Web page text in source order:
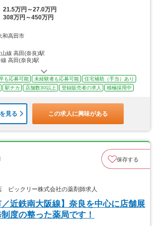
21.5万円～27.0万円
308万円～450万円
和高田市
山線 高田(奈良)駅
線 高田(奈良)駅
も応募可能 未経験者も応募可能
住宅補助（手当）あり
駅チカ 店舗数30以上 登録販売者の求人 積極採用中
見る この求人に興味がある
保存する
ビックリー株式会社の薬剤師求人
／近鉄南大阪線】奈良を中心に店舗展
度の整った薬局です！